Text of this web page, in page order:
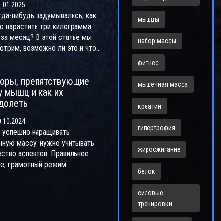
нибудь задумывались, как
нарастить три килограмма
месяц? В этой статье мы
возможно ли это и что
питания, а также дадим
по оптимизации процесса.
дальше, чтобы узнать о
сильнее и здоровее.
препятствующие
мышц и как их
наращивать
массу, нужно учитывать
аспектов. Правильное
грамотный режим
мышцы
набор массы
фитнес
мышечная масса
креатин
гипертрофия
жиросжигание
белок
силовые
тренировки